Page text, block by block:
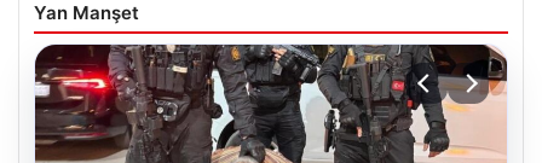
Yan Manşet